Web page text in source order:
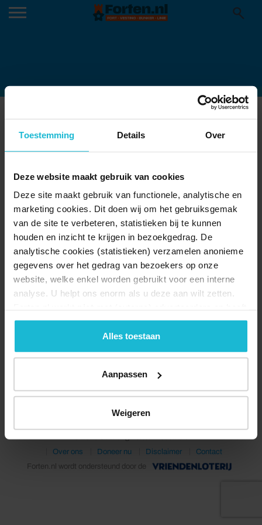
Toestemming Details Over
Deze website maakt gebruik van cookies
Deze site maakt gebruik van functionele, analytische en
marketing cookies. Dit doen wij om het gebruiksgemak
van de site te verbeteren, statistieken bij te kunnen
houden en inzicht te krijgen in bezoekgedrag. De
analytische cookies (statistieken) verzamelen anonieme
gegevens over het gedrag van bezoekers op onze
website, welke enkel worden gebruikt voor een interne
analyse. U helpt ons enorm als u deze aan wilt zetten.
geen commerciële doelstelling. U kunt deze cookies via
de knoppen accepteren, beheren of weigeren.
Alles toestaan
Aanpassen
Weigeren
© 2026 Stichting Forten Nederland
Over ons
Doneer nu Disclaimer
Contact
Forten.nl wordt ondersteund door de